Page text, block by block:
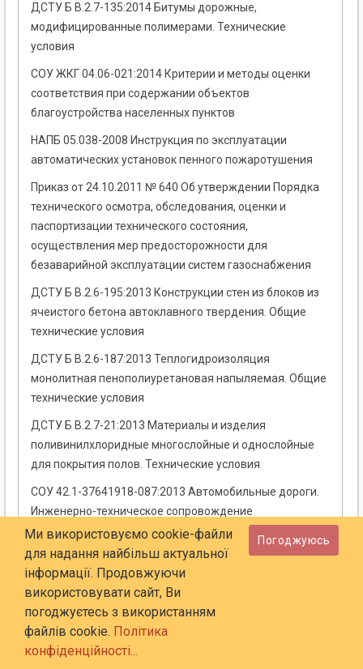
ДСТУ Б В.2.7-135:2014 Битумы дорожные,
модифицированные полимерами. Технические
условия
СОУ ЖКГ 04.06-021:2014 Критерии и методы оценки
соответствия при содержании объектов
благоустройства населенных пунктов
НАПБ 05.038-2008 Инструкция по эксплуатации
автоматических установок пенного пожаротушения
Приказ от 24.10.2011 № 640 Об утверждении Порядка
технического осмотра, обследования, оценки и
паспортизации технического состояния,
осуществления мер предосторожности для
безаварийной эксплуатации систем газоснабжения
ДСТУ Б В.2.6-195:2013 Конструкции стен из блоков из
ячеистого бетона автоклавного твердения. Общие
технические условия
ДСТУ Б В.2.6-187:2013 Теплогидроизоляция
монолитная пенополиуретановая напыляемая. Общие
технические условия
ДСТУ Б В.2.7-21:2013 Материалы и изделия
поливинилхлоридные многослойные и однослойные
для покрытия полов. Технические условия
СОУ 42.1-37641918-087:2013 Автомобильные дороги.
Инженерно-техническое сопровождение
строительства объектов дорожного комплекса
СОУ 41.0-21677681-37:2010 Инструкция по
эксплуатации автоматических систем водяного
пожаротушения (НАПБ 05.025-2010)
ДСТУ Б В.2.7-129:2013 Эмульсии битумные дорожные.
Технические условия
Ми використовуємо cookie-файли
для надання найбільш актуальної
інформації. Продовжуючи
використовувати сайт, Ви
погоджуєтесь з використанням
файлів cookie. Політика
конфіденційності...
Погоджуюсь